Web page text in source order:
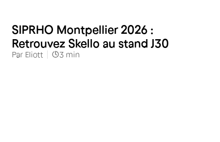
SIPRHO Montpellier 2026 :
Retrouvez Skello au stand J30
Par Eliott 3 min